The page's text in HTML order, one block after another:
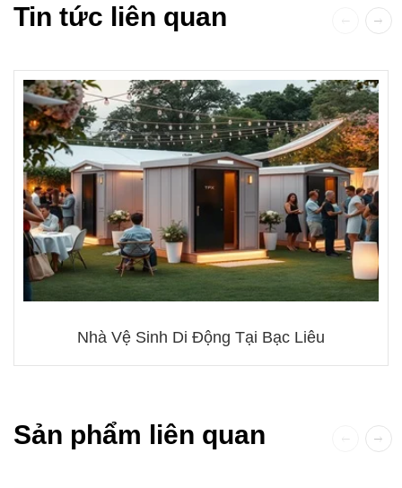
Tin tức liên quan
Nhà Vệ Sinh Di Động Tại Bạc Liêu
Sản phẩm liên quan